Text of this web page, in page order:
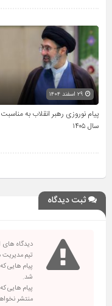
پیام نوروزی رهبر انقلاب به مناسبت
سال ۱۴۰۵
ثبت دیدگاه
دیدگاه
تیم
پیام هایی
شد.
پیام هایی
منتشر